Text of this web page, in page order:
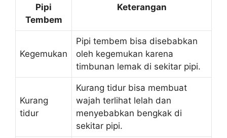
Pipi
Tembem
Keterangan
Kegemukan
Pipi tembem bisa disebabkan
oleh kegemukan karena
timbunan lemak di sekitar pipi.
Kurang
tidur
Kurang tidur bisa membuat
wajah terlihat lelah dan
menyebabkan bengkak di
sekitar pipi.